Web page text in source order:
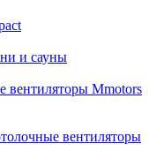
и сауны
вентиляторы Mmotors
вентиляторы